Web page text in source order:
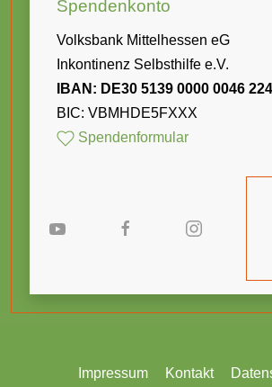
Spendenkonto
Volksbank Mittelhessen eG
Inkontinenz Selbsthilfe e.V.
IBAN: DE30 5139 0000 0046
BIC: VBMHDE5FXXX
Spendenformular
Impressum Kontakt